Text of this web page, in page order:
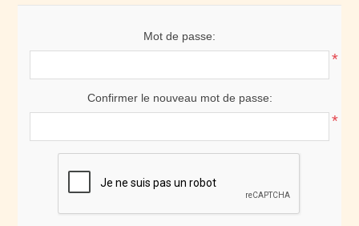
Mot de passe:
*
Confirmer le nouveau mot de passe:
*